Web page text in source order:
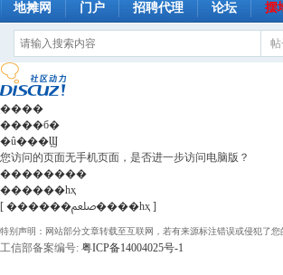
地摊网 门户 招聘代理 论坛 摆
南昌
����
����б�
�û���Ϣ
您访问的页面无手机页面，是否进一步访问电脑版？
��������
������һҳ
[ ������ﷵ����һҳ ]
特别声明：网站部分文章转载至互联网，若有来源标注错误或侵犯了
工信部备案编号: 粤ICP备14004025号-1